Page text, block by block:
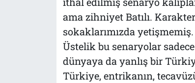
ama zihniyet Batılı.
sokaklarımızda
Üstelik bu senaryolar
dünyaya da yanlış bir
Türkiye, entrikanın,